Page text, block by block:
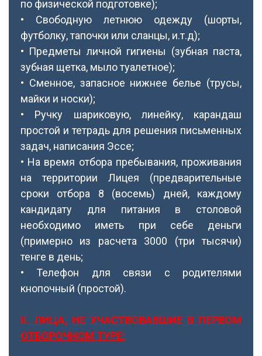
по физической подготовке);
• Свободную летнюю одежду (шорты,
футболку, тапочки или сланцы, и.т.д);
• Предметы личной гигиены (зубная паста,
зубная щетка, мыло туалетное);
• Сменное, запасное нижнее белье (трусы,
майки и носки);
• Ручку шариковую, линейку, карандаш
простой и тетрадь для решения письменных
задач, написания Эссе;
• На время отбора пребывания, проживания
на территории Лицея (предварительные
сроки отбора 8 (восемь) дней, каждому
кандидату для питания в столовой
необходимо иметь при себе деньги
(примерно из расчета 3000 (три тысячи)
тенге в день;
• Телефон для связи с родителями
кнопочный (простой).
ІІ. ЛИЦА, НЕ УЧАСТВОВАВШИЕ В ПЕРВОМ
ОТБОРОЧНОМ ТУРЕ: